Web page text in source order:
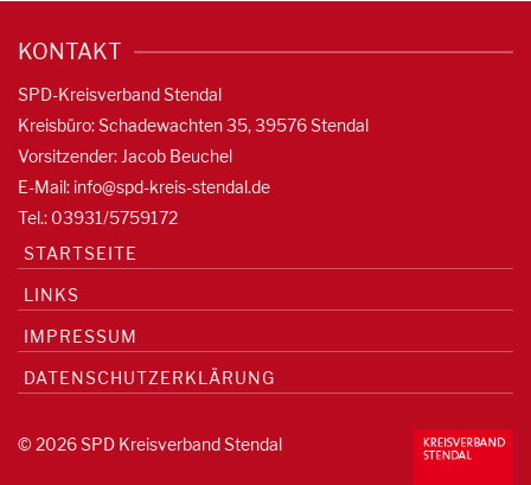
KONTAKT
SPD-Kreisverband Stendal
Kreisbüro: Schadewachten 35, 39576 Stendal
Vorsitzender: Jacob Beuchel
E-Mail: info@spd-kreis-stendal.de
Tel.: 03931/5759172
STARTSEITE
LINKS
IMPRESSUM
DATENSCHUTZERKLÄRUNG
© 2026 SPD Kreisverband Stendal